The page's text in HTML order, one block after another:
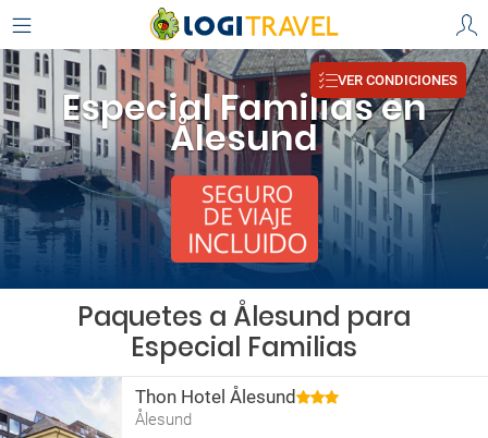
Especial Familias en
Ålesund
VER CONDICIONES
Paquetes a Ålesund para
Especial Familias
Thon Hotel Ålesund
Ålesund